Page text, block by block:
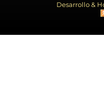
Desarrollo &